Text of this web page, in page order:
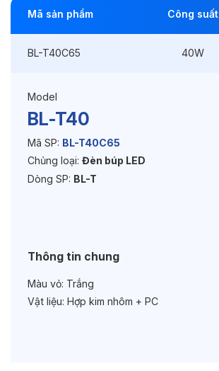
Độ bền & tùy chọn mở rộng
Tuổi thọ:
Bảo hành:
Chức năng:
Mã sản phẩm Công suất
BL-T40C65 40W
Model
BL-T40
Mã SP: BL-T40C65
Chủng loại: Đèn búp LED
Dòng SP: BL-T
Thông tin chung
Màu vỏ: Trắng
Vật liệu: Hợp kim nhôm + PC